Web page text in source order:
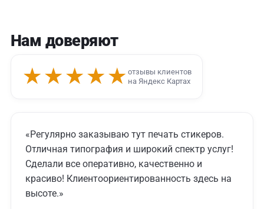
Нам доверяют
★★★★★ отзывы клиентов
на Яндекс Картах
«Регулярно заказываю тут печать стикеров.
Отличная типография и широкий спектр услуг!
Сделали все оперативно, качественно и
красиво! Клиентоориентированность здесь на
высоте.»